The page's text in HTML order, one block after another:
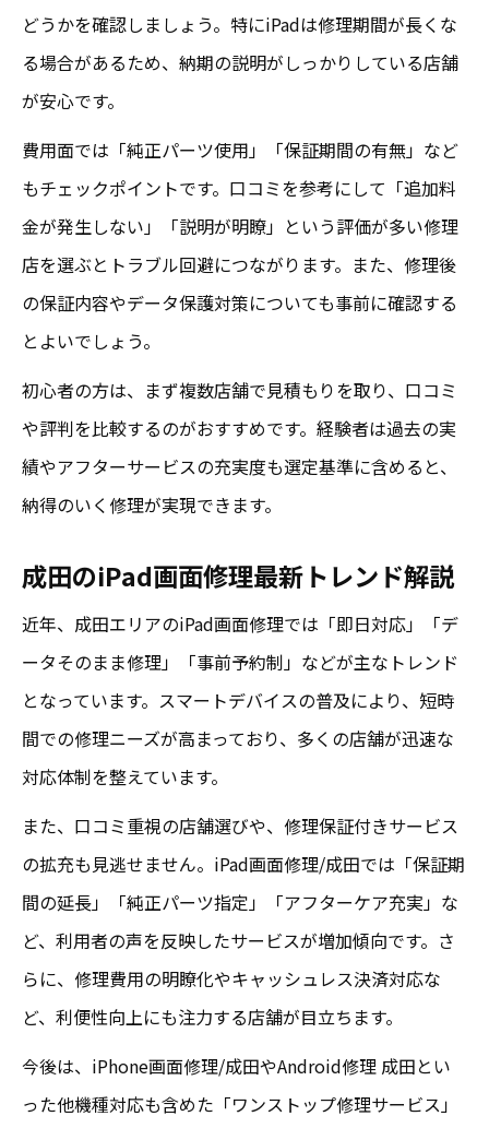
どうかを確認しましょう。特にiPadは修理期間が長くな
る場合があるため、納期の説明がしっかりしている店舗
が安心です。
費用面では「純正パーツ使用」「保証期間の有無」など
もチェックポイントです。口コミを参考にして「追加料
金が発生しない」「説明が明瞭」という評価が多い修理
店を選ぶとトラブル回避につながります。また、修理後
の保証内容やデータ保護対策についても事前に確認する
とよいでしょう。
初心者の方は、まず複数店舗で見積もりを取り、口コミ
や評判を比較するのがおすすめです。経験者は過去の実
績やアフターサービスの充実度も選定基準に含めると、
納得のいく修理が実現できます。
成田のiPad画面修理最新トレンド解説
近年、成田エリアのiPad画面修理では「即日対応」「デ
ータそのまま修理」「事前予約制」などが主なトレンド
となっています。スマートデバイスの普及により、短時
間での修理ニーズが高まっており、多くの店舗が迅速な
対応体制を整えています。
また、口コミ重視の店舗選びや、修理保証付きサービス
の拡充も見逃せません。iPad画面修理/成田では「保証期
間の延長」「純正パーツ指定」「アフターケア充実」な
ど、利用者の声を反映したサービスが増加傾向です。さ
らに、修理費用の明瞭化やキャッシュレス決済対応な
ど、利便性向上にも注力する店舗が目立ちます。
今後は、iPhone画面修理/成田やAndroid修理 成田とい
った他機種対応も含めた「ワンストップ修理サービス」